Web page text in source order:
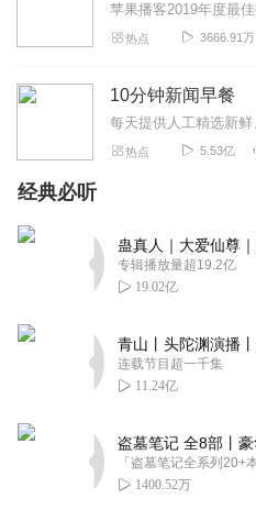
热点 3666.91万
10分钟新闻早餐
热点 5.53亿
经典必听
专辑播放量超19.2亿
19.02亿
连载节目超一千集
11.24亿
1400.52万